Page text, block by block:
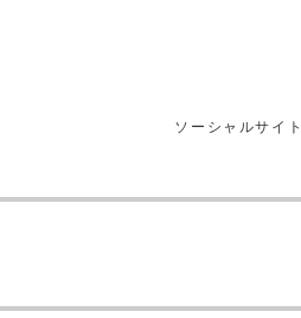
ソーシャルサイ